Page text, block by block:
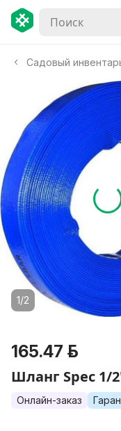
Садовый
1/2
165.47 р.
Шланг Spec 1/
Онлайн-заказ